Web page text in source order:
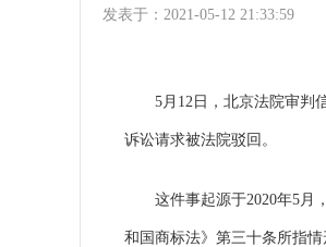
发表于：2021-05-12 21:33:59
5月12日，北京法院审判信
诉讼请求被法院驳回。
这件事起源于2020年5月，
和国商标法》第三十条所指情